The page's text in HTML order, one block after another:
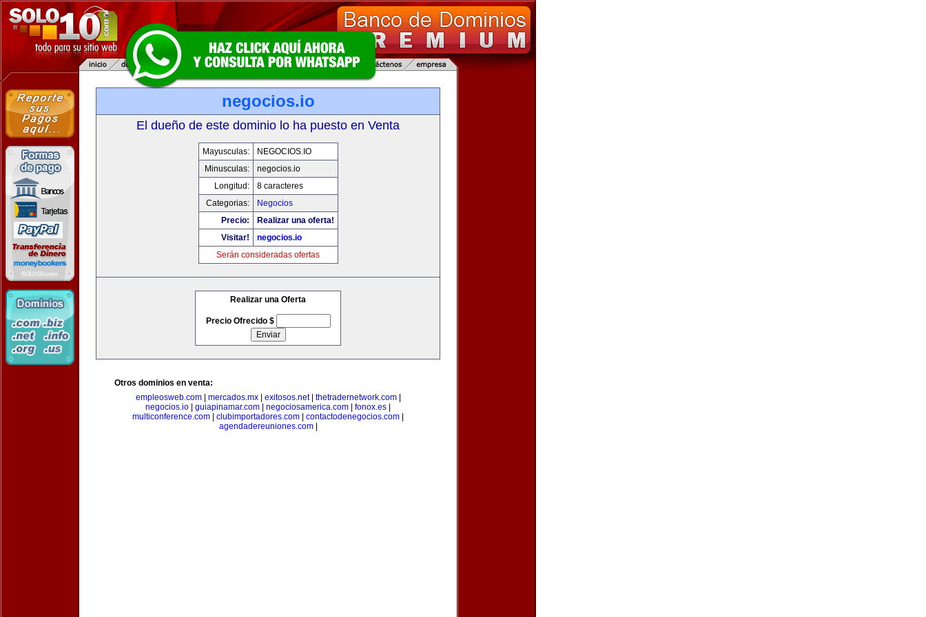
negocios.io
El dueño de este dominio lo ha puesto en Venta
Mayusculas:
NEGOCIOS.IO
Minusculas:
negocios.io
Longitud:
8 caracteres
Categorias:
Negocios
Precio:
Realizar una oferta!
Visitar!
negocios.io
Serán consideradas ofertas
Realizar una Oferta
Precio Ofrecido $
Otros dominios en venta:
empleosweb.com| mercados.mx| exitosos.net| thetradernetwork.com|
negocios.io
guiapinamar.com negociosamerica.com fonox.es
multiconference.com
clubimportadores.com contactodenegocios.com
agendadereuniones.com|